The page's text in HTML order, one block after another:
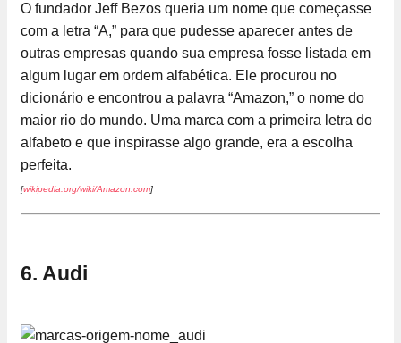
O fundador Jeff Bezos queria um nome que começasse
com a letra “A,” para que pudesse aparecer antes de
outras empresas quando sua empresa fosse listada em
algum lugar em ordem alfabética. Ele procurou no
dicionário e encontrou a palavra “Amazon,” o nome do
maior rio do mundo. Uma marca com a primeira letra do
alfabeto e que inspirasse algo grande, era a escolha
perfeita.
[wikipedia.org/wiki/Amazon.com]
6. Audi